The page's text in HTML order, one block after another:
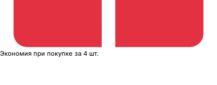
Экономия при покупке за 4 шт.